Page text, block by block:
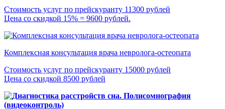
Стоимость услуг по прейскуранту 11300 рублей
Цена со скидкой 15% = 9600 рублей.
Комплексная консультация врача невролога-остеопата
Стоимость услуг по прейскуранту 15000 рублей
Цена со скидкой 8500 рублей